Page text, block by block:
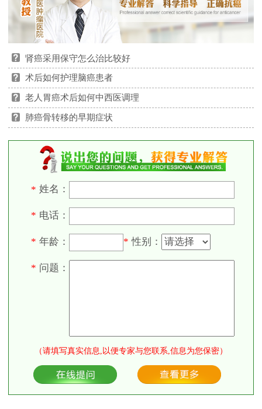
肾癌采用保守怎么治比较好
术后如何护理脑癌患者
老人胃癌术后如何中西医调理
肺癌骨转移的早期症状
* 姓名：
* 电话：
* 年龄： * 性别：
* 问题：
（请填写真实信息,以便专家与您联系,信息为您保密）